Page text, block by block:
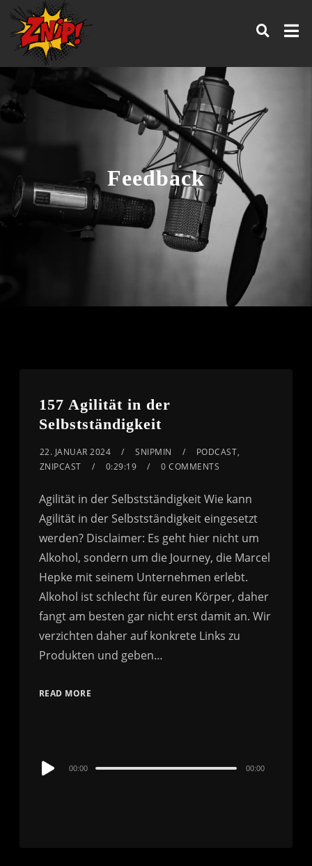
Feedback
157 Agilität in der
Selbstständigkeit
22. JANUAR 2024 SNIPMIN PODCAST,
ZNIPCAST
0:29:19 0 COMMENTS
Agilität in der Selbstständigkeit Wie kann
Agilität in der Selbstständigkeit eingesetzt
werden? Disclaimer: Es geht hier nicht um
Alkohol, sondern um die Journey, die Marcel
Hepke mit seinem Unternehmen erlebt.
Alkohol ist schlecht für euren Körper, daher
fangt am besten gar nicht erst damit an. Wir
verzichten daher auf konkrete Links zu
Produkten und geben…
READ MORE
Audio
00:00 00:00